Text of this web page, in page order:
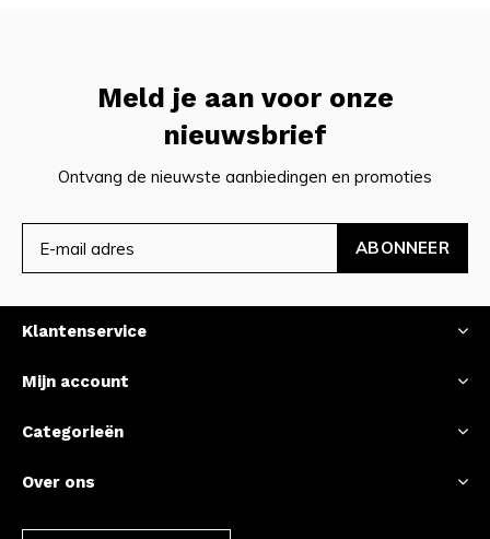
Meld je aan voor onze
nieuwsbrief
Ontvang de nieuwste aanbiedingen en promoties
ABONNEER
Klantenservice
Mijn account
Categorieën
Over ons